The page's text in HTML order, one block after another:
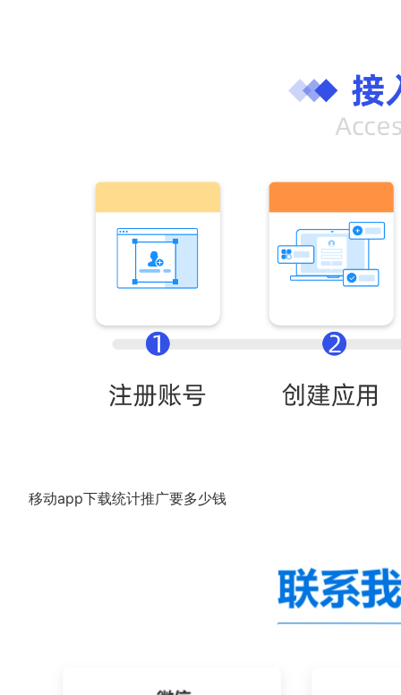
移动app下载统计推广要多少钱